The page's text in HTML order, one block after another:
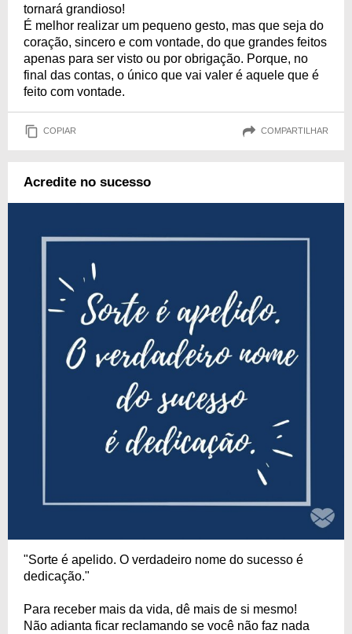
tornará grandioso!
É melhor realizar um pequeno gesto, mas que seja do
coração, sincero e com vontade, do que grandes feitos
apenas para ser visto ou por obrigação. Porque, no
final das contas, o único que vai valer é aquele que é
feito com vontade.
COPIAR COMPARTILHAR
Acredite no sucesso
"Sorte é apelido. O verdadeiro nome do sucesso é
dedicação."
Para receber mais da vida, dê mais de si mesmo!
Não adianta ficar reclamando se você não faz nada